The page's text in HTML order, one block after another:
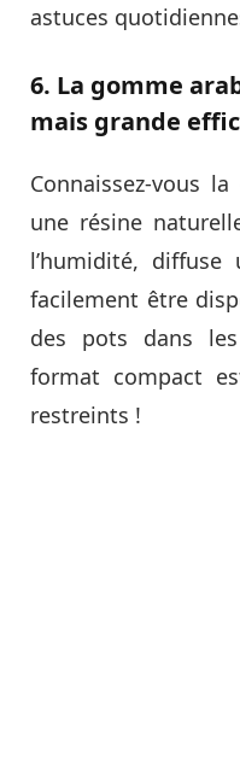
astuces
6. La gomme
mais grande
Connaissez-vous la
une résine
l’humidité,
facilement être
des pots dans les
format compact
restreints !